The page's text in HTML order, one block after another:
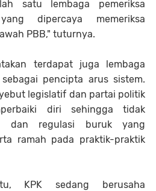
satu lembaga pemeriksa
dipercaya memeriksa
PBB," tuturnya.
terdapat juga lembaga
pencipta arus sistem.
legislatif dan partai politik
diri sehingga tidak
dan regulasi buruk yang
ramah pada praktik-praktik
KPK sedang berusaha